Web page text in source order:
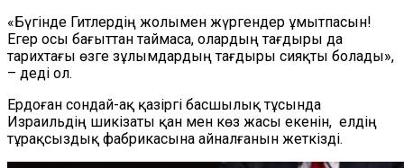
«Бүгінде Гитлердің жолымен жүргендер ұмытпасын!
Егер осы бағыттан таймаса, олардың тағдыры да
тарихтағы өзге зұлымдардың тағдыры сияқты болады»,
– деді ол.
Ердоған сондай-ақ қазіргі басшылық тұсында
Израильдің шикізаты қан мен көз жасы екенін, елдің
тұрақсыздық фабрикасына айналғанын жеткізді.